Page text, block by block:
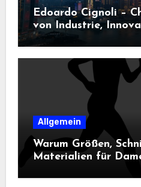
Edoardo Cignoli –
von Industrie,
Technologie
Allgemein
Warum Größen,
Materialien für